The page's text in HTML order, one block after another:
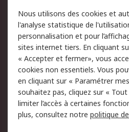
du site
Politique de protection
des données - Mise à
jour
Conditions générales
de vente
Campagnes marketing
A propos de RS
Nous utilisons des cookies et
l'analyse statistique de
personnalisation et pour
sites internet tiers. En cliquant
« Accepter et fermer», vous
cookies non essentiels. Vous
en cliquant sur « Paramétrer
souhaitez pas, cliquez sur «
limiter l’accès à certaines
plus, consultez notre politique